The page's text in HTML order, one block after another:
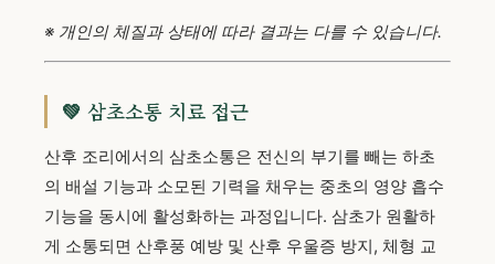
※ 개인의 체질과 상태에 따라 결과는 다를 수 있습니다.
💚 삼초소통 치료 접근
산후 조리에서의 삼초소통은 전신의 부기를 빼는 하초
의 배설 기능과 소모된 기력을 채우는 중초의 영양 흡수
기능을 동시에 활성화하는 과정입니다. 삼초가 원활하
게 소통되면 산후풍 예방 및 산후 우울증 방지, 체형 교